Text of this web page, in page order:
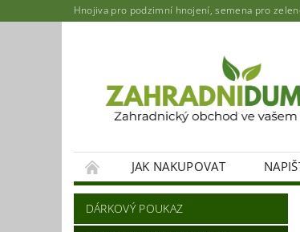
Hnojiva pro podzimní hnojení, semena pro
JAK NAKUPOVAT
DÁRKOVÝ POUKAZ